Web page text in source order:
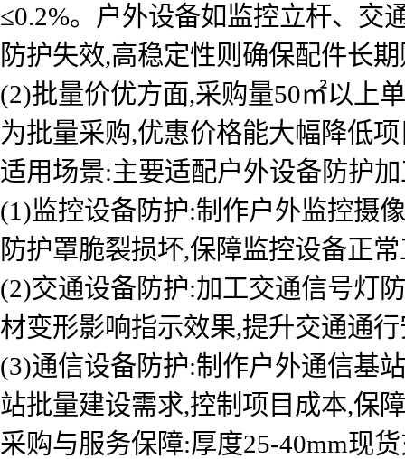
≤0.2%。户外设备如监控立杆、交
防护失效,高稳定性则确保配件长
(2)批量价优方面,采购量50㎡以上
为批量采购,优惠价格能大幅降低
适用场景:主要适配户外设备防护
(1)监控设备防护:制作户外监控摄
防护罩脆裂损坏,保障监控设备正
(2)交通设备防护:加工交通信号灯
材变形影响指示效果,提升交通通
(3)通信设备防护:制作户外通信基
站批量建设需求,控制项目成本,保
采购与服务保障:厚度25-40mm现